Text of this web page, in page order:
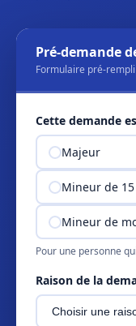
Pré-demande
Formulaire pré-rempli
Cette demande
Majeur
Mineur de
Mineur de
Pour une personne
Raison de la